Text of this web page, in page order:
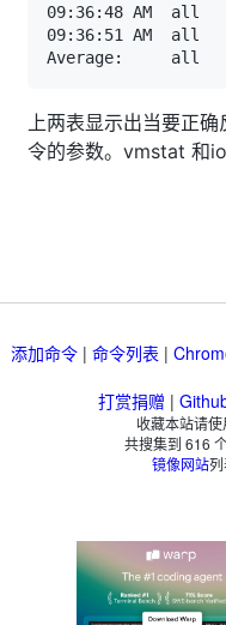
09:36:48 AM
09:36:51 AM
Average:
上两表显示出当要正
令的参数。vmstat 和
添加命令 | 命令列表 |
打赏捐赠 |
收藏本站请
共搜集到 616
镜像网站列